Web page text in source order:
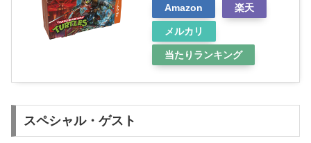
Amazon 楽天
メルカリ
当たりランキング
スペシャル・ゲスト